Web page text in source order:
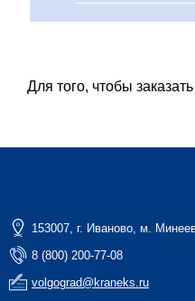
Для того, чтобы
153007, г. Иваново, м.
8 (800) 200-77-08
volgograd@kraneks.ru